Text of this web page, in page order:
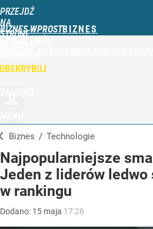
PRZEJDŹ
NA
STRONĘ
BIZNES WPROST
Biznes / Technologie
Najpopularniejsze
Jeden z liderów ledwo
w rankingu
Dodano: 15 maja 17:28